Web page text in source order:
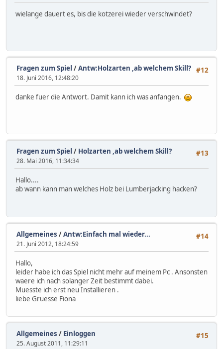
wielange dauert es, bis die kotzerei wieder verschwindet?
#12
Fragen zum Spiel /Antw:Holzarten ,ab welchem Skill?
18. Juni 2016, 12:48:20
danke fuer die Antwort. Damit kann ich was anfangen.
#13
Fragen zum Spiel / Holzarten ,ab welchem Skill?
28. Mai 2016, 11:34:34
Hallo....
ab wann kann man welches Holz bei Lumberjacking hacken?
#14
Allgemeines /Antw:Einfach mal wieder...
21. Juni 2012, 18:24:59
Hallo,
leider habe ich das Spiel nicht mehr auf meinem Pc . Ansonsten
waere ich nach solanger Zeit bestimmt dabei.
Muesste ich erst neu Installieren .
liebe Gruesse Fiona
#15
Allgemeines / Einloggen
25. August 2011, 11:29:11